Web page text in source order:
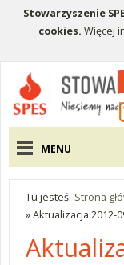
Stowarzyszenie
cookies. Więcej
Menu
Menu główne
MENU
Tu jesteś: Strona
»Aktualizacja 2012-